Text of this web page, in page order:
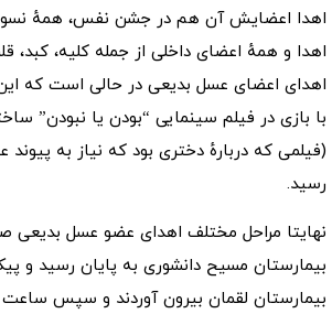
اهدا اعضایش آن هم در جشن نفس، همهٔ
اهدا و همهٔ اعضای داخلی از جمله کلیه،
با بازی در فیلم سینمایی “بودن یا نبودن”
(فیلمی که دربارهٔ دختری بود که نیاز به
رسید.
بیمارستان مسیح دانشوری به پایان رسید و پیکر